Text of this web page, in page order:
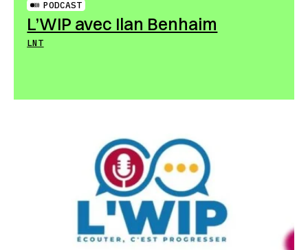
PODCAST
L’WIP avec Ilan Benhaim
LNT